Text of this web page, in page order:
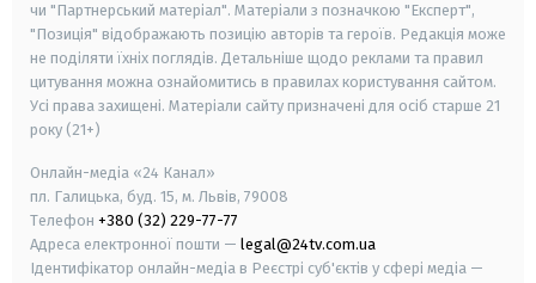
чи "Партнерський матеріал". Матеріали з позначкою "Експерт",
"Позиція" відображають позицію авторів та героїв. Редакція може
не поділяти їхніх поглядів. Детальніше щодо реклами та правил
цитування можна ознайомитись в правилах користування сайтом.
Усі права захищені. Матеріали сайту призначені для осіб старше 21
року (21+)
Онлайн-медіа «24 Канал»
пл. Галицька, буд. 15, м. Львів, 79008
Телефон +380 (32) 229-77-77
Адреса електронної пошти — legal@24tv.com.ua
Ідентифікатор онлайн-медіа в Реєстрі суб'єктів у сфері медіа —